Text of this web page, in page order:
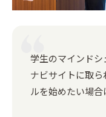
学生のマインドシ
ナビサイトに取
ルを始めたい場合